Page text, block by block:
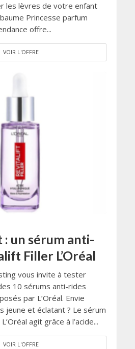
les lèvres de votre enfant
Princesse parfum
offre...
VOIR L'OFFRE
: un sérum anti-
Filler L’Oréal
vous invite à tester
10 sérums anti-rides
par L’Oréal. Envie
jeune et éclatant ? Le sérum
agit grâce à l’acide...
VOIR L'OFFRE